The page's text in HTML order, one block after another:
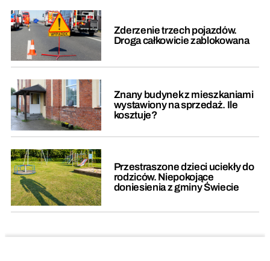
Zderzenie trzech pojazdów.
Droga całkowicie zablokowana
Znany budynek z mieszkaniami
wystawiony na sprzedaż. Ile
kosztuje?
Przestraszone dzieci uciekły do
rodziców. Niepokojące
doniesienia z gminy Świecie